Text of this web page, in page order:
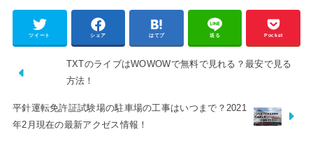
ツイート シェア はてブ 送る Pocket
TXTのライブはWOWOWで無料で見れる？最安で見る
方法！
平針運転免許証試験場の駐車場の工事はいつまで？2021
年2月現在の最新アクゼス情報！